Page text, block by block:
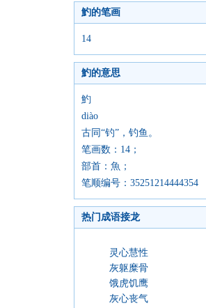
魡的笔画
14
魡的意思
魡
diào
古同“钓”，钓鱼。
笔画数：14；
部首：魚；
笔顺编号：35251214444354
热门成语接龙
灵心慧性
灰躯糜骨
饿虎饥鹰
灰心丧气